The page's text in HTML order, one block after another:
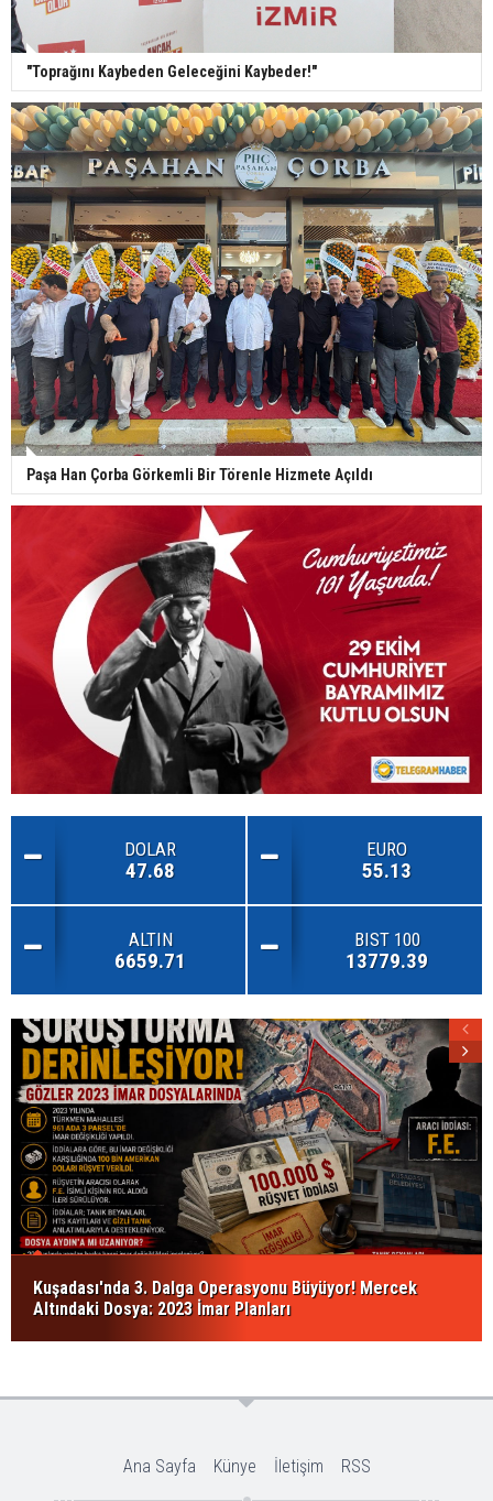
"Toprağını Kaybeden Geleceğini Kaybeder!"
Paşa Han Çorba Görkemli Bir Törenle Hizmete Açıldı
DOLAR
47.68
EURO
55.13
ALTIN
6659.71
BIST 100
13779.39
Kuşadası'nda 3. Dalga Operasyonu Büyüyor! Mercek
Altındaki Dosya: 2023 İmar Planları
Ana Sayfa Künye İletişim RSS